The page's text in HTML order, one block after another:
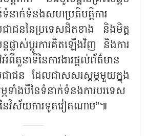
ទំនាក់ទំនងសហប្រតិបត្តិការ
ជាជននៃប្រទេសជិតខាង និងមិត្ត
ផ្លាស់ប្តូរការគិតឡើងវិញ និងការ
នាទីនៃការងារផ្តល់ព័ត៌មាន
ជាជន ដែលជាសសរស្តម្ភមួយក្នុង
ាំងបីនៃទំនាក់ទំនងការបរទេស
នៃវិស័យការទូតវៀតណាម”៕